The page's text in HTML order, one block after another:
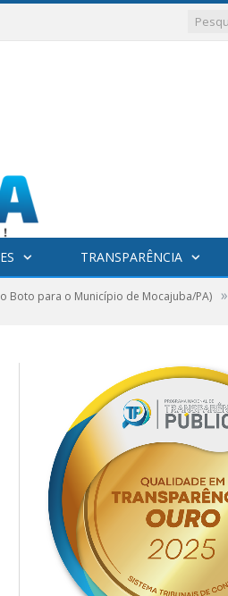
TRANSPARÊNCIA
Boto para o Município de Mocajuba/PA) »